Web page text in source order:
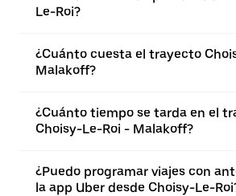
Le-Roi?
¿Cuánto cuesta el trayecto
Malakoff?
¿Cuánto tiempo se tarda en el
Choisy-Le-Roi - Malakoff?
¿Puedo programar viajes con
la app Uber desde Choisy-Le-